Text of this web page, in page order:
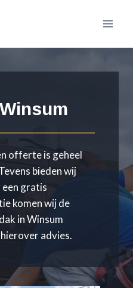
offerte is geheel
bieden wij
gratis
komen wij de
in Winsum
advies.